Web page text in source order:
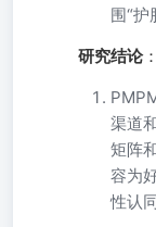
围“护
研究结论：
渠道
矩阵
容为
性认